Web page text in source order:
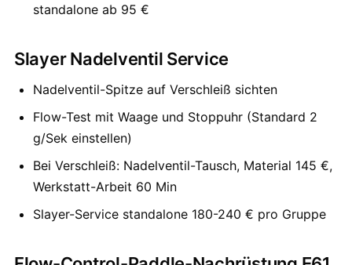
standalone ab 95 €
Slayer Nadelventil Service
Nadelventil-Spitze auf Verschleiß sichten
Flow-Test mit Waage und Stoppuhr (Standard 2
g/Sek einstellen)
Bei Verschleiß: Nadelventil-Tausch, Material 145 €,
Werkstatt-Arbeit 60 Min
Slayer-Service standalone 180-240 € pro Gruppe